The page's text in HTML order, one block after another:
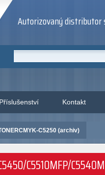
Autorizovaný distributor
Příslušenství Kontakt
C5250 (archiv)
C5510MFP/